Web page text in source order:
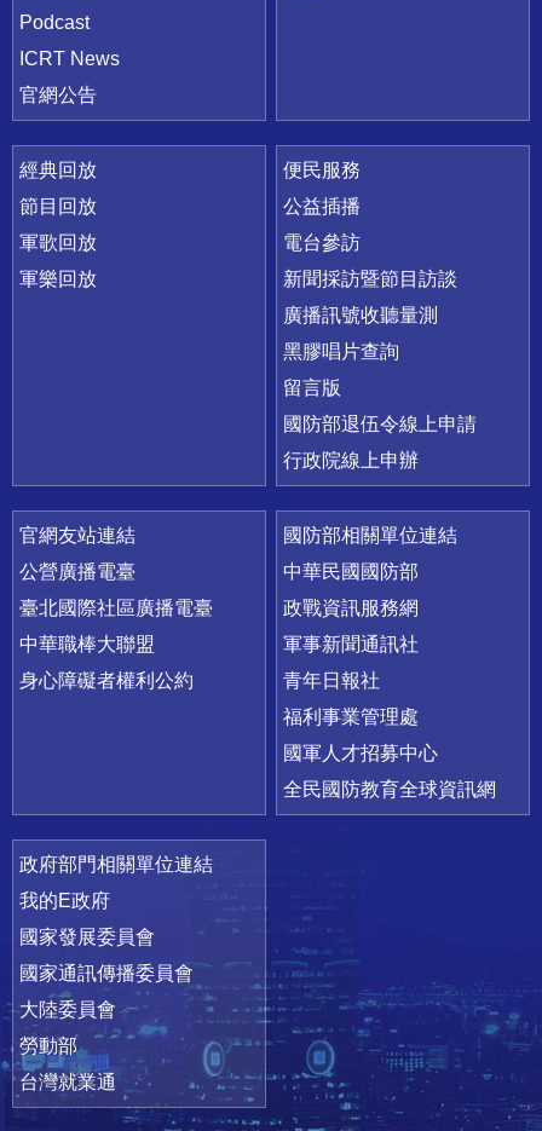
Podcast
ICRT News
官網公告
經典回放
節目回放
軍歌回放
軍樂回放
便民服務
公益插播
電台參訪
新聞採訪暨節目訪談
廣播訊號收聽量測
黑膠唱片查詢
留言版
國防部退伍令線上申請
行政院線上申辦
官網友站連結
公營廣播電臺
臺北國際社區廣播電臺
中華職棒大聯盟
身心障礙者權利公約
國防部相關單位連結
中華民國國防部
政戰資訊服務網
軍事新聞通訊社
青年日報社
福利事業管理處
國軍人才招募中心
全民國防教育全球資訊網
政府部門相關單位連結
我的E政府
國家發展委員會
國家通訊傳播委員會
大陸委員會
勞動部
台灣就業通